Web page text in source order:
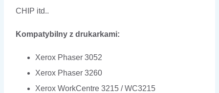
CHIP itd..
Kompatybilny z drukarkami:
Xerox Phaser 3052
Xerox Phaser 3260
Xerox WorkCentre 3215 / WC3215